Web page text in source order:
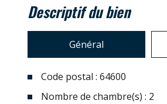
descriptif du bien
Général
Code postal : 64600
Nombre de chambre(s) : 2